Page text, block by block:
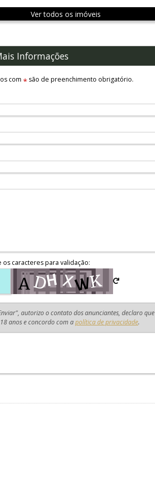
Ver todos os imóveis
Informações
com* são de preenchimento obrigatório.
os caracteres para validação:
autorizo o contato dos anunciantes, declaro que
anos e concordo com apolítica de privacidade.